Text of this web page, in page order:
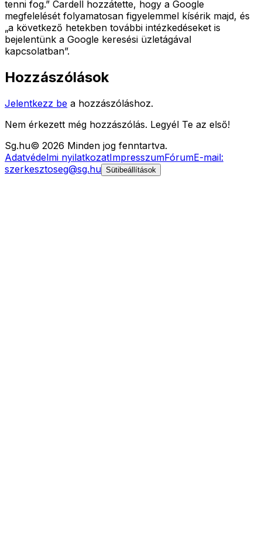
tenni fog.” Cardell hozzátette, hogy a Google
megfelelését folyamatosan figyelemmel kísérik majd, és
„a következő hetekben további intézkedéseket is
bejelentünk a Google keresési üzletágával
kapcsolatban”.
Hozzászólások
Jelentkezz be a hozzászóláshoz.
Nem érkezett még hozzászólás. Legyél Te az első!
Sg.hu© 2026 Minden jog fenntartva.
Adatvédelmi nyilatkozatImpresszumFórumE-mail:
szerkesztoseg@sg.hu Sütibeállítások